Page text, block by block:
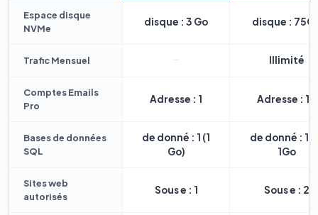
Espace disque
NVMe
disque : 3 Go disque :
Trafic Mensuel Illimité
Comptes Emails
Pro
Adresse : 1 Adresse : 10
Bases de données
SQL
de donné : 1 (1
Go)
de donné : 1
1Go
Sites web
autorisés
Sous e : 1 Sous e : 2